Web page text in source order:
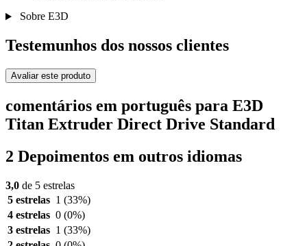
Sobre E3D
Testemunhos dos nossos clientes
Avaliar este produto
comentários em português para E3D
Titan Extruder Direct Drive Standard
2 Depoimentos em outros idiomas
3,0 de 5 estrelas
5 estrelas 1 (33%)
4 estrelas 0 (0%)
3 estrelas 1 (33%)